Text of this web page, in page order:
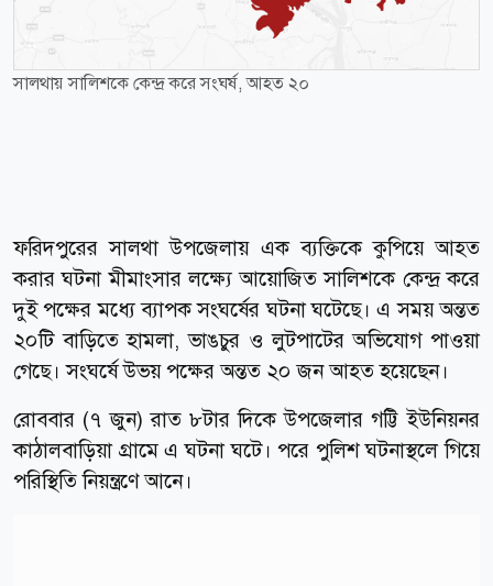
সালথায় সালিশকে কেন্দ্র করে সংঘর্ষ, আহত ২০
ফরিদপুরের সালথা উপজেলায় এক ব্যক্তিকে কুপিয়ে আহত
করার ঘটনা মীমাংসার লক্ষ্যে আয়োজিত সালিশকে কেন্দ্র করে
দুই পক্ষের মধ্যে ব্যাপক সংঘর্ষের ঘটনা ঘটেছে। এ সময় অন্তত
২০টি বাড়িতে হামলা, ভাঙচুর ও লুটপাটের অভিযোগ পাওয়া
গেছে। সংঘর্ষে উভয় পক্ষের অন্তত ২০ জন আহত হয়েছেন।
রোববার (৭ জুন) রাত ৮টার দিকে উপজেলার গট্টি ইউনিয়নর
কাঠালবাড়িয়া গ্রামে এ ঘটনা ঘটে। পরে পুলিশ ঘটনাস্থলে গিয়ে
পরিস্থিতি নিয়ন্ত্রণে আনে।